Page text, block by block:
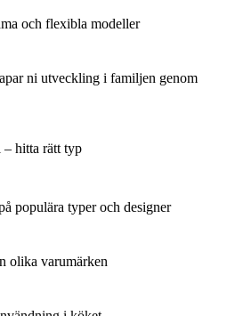
och flexibla modeller
ni utveckling i familjen genom
– hitta rätt typ
populära typer och designer
olika varumärken